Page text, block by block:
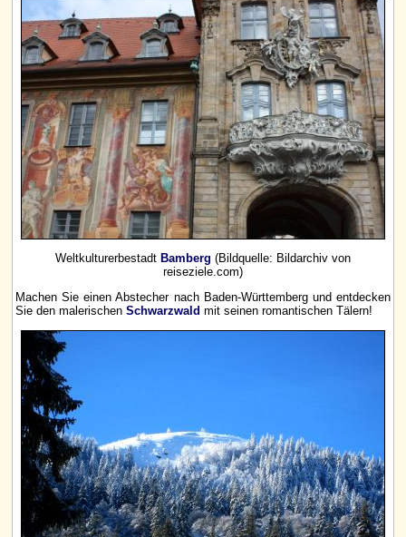
Weltkulturerbestadt Bamberg (Bildquelle: Bildarchiv von
reiseziele.com)
Machen Sie einen Abstecher nach Baden-Württemberg und entdecken
Sie den malerischen Schwarzwald mit seinen romantischen Tälern!